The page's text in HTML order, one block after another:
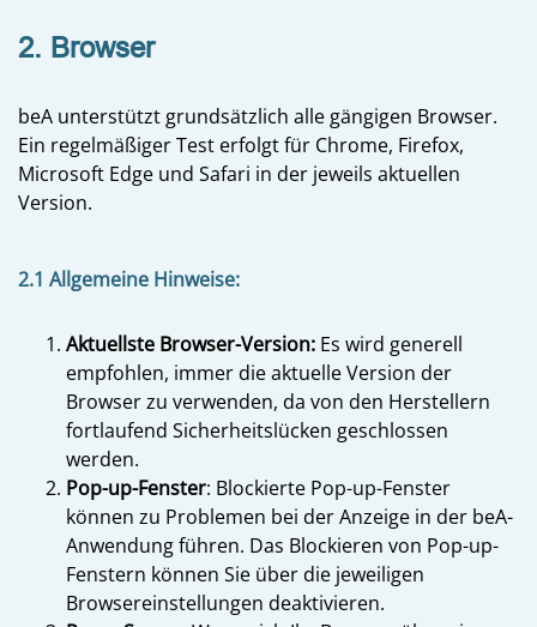
2. Browser
beA unterstützt grundsätzlich alle gängigen Browser.
Ein regelmäßiger Test erfolgt für Chrome, Firefox,
Microsoft Edge und Safari in der jeweils aktuellen
Version.
2.1 Allgemeine Hinweise:
Aktuellste Browser-Version: Es wird generell
empfohlen, immer die aktuelle Version der
Browser zu verwenden, da von den Herstellern
fortlaufend Sicherheitslücken geschlossen
werden.
Pop-up-Fenster: Blockierte Pop-up-Fenster
können zu Problemen bei der Anzeige in der beA-
Anwendung führen. Das Blockieren von Pop-up-
Fenstern können Sie über die jeweiligen
Browsereinstellungen deaktivieren.